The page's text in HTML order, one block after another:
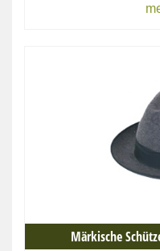
Märkische